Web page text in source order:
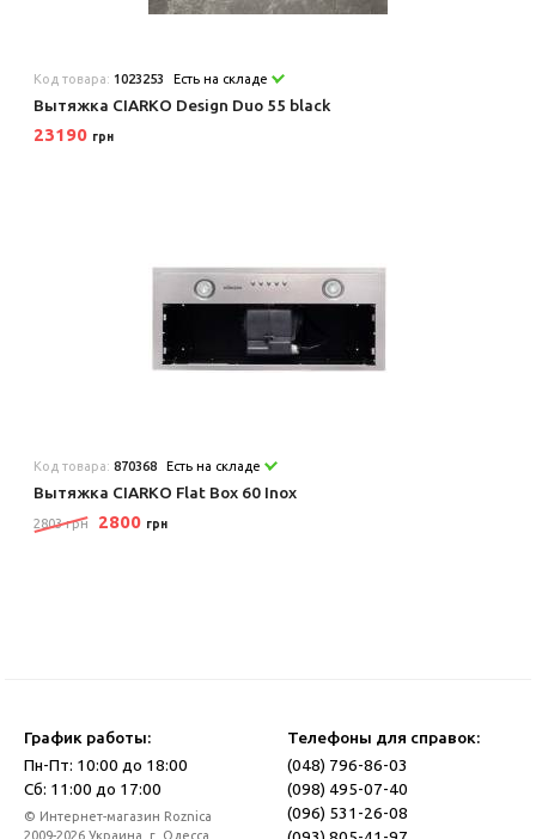
Код товара: 1023253 Есть на складе
Вытяжка CIARKO Design Duo 55 black
23190 грн
Код товара:870368 Есть на складе
Вытяжка CIARKO Flat Box 60 Inox
2803 грн 2800 грн
График работы:
Пн-Пт: 10:00 до 18:00
Сб: 11:00 до 17:00
© Интернет-магазин Roznica
2009-2026 Украина, г. Одесса
Телефоны для справок:
(048) 796-86-03
(098) 495-07-40
(096) 531-26-08